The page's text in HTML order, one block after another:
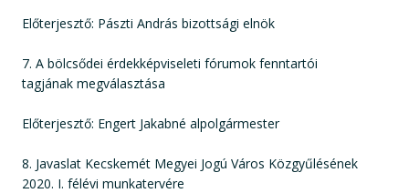
Előterjesztő: Pászti András bizottsági elnök
7. A bölcsődei érdekképviseleti fórumok fenntartói
tagjának megválasztása
Előterjesztő: Engert Jakabné alpolgármester
8. Javaslat Kecskemét Megyei Jogú Város Közgyűlésének
2020. I. félévi munkatervére